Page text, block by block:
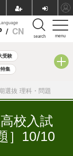
menu
/ CN search
受験
集
け）
選抜 理科・問題
校入試
］10/10